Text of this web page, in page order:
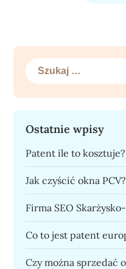
Szukaj:
Ostatnie wpisy
Patent ile to kosztuje?
Jak czyścić okna PCV?
Firma SEO
Co to jest patent
Czy można sprzedać